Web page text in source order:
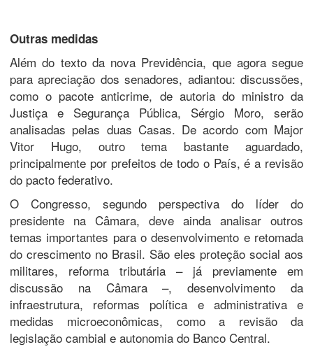
Outras medidas
Além do texto da nova Previdência, que agora segue
para apreciação dos senadores, adiantou: discussões,
como o pacote anticrime, de autoria do ministro da
Justiça e Segurança Pública, Sérgio Moro, serão
analisadas pelas duas Casas. De acordo com Major
Vitor Hugo, outro tema bastante aguardado,
principalmente por prefeitos de todo o País, é a revisão
do pacto federativo.
O Congresso, segundo perspectiva do líder do
presidente na Câmara, deve ainda analisar outros
temas importantes para o desenvolvimento e retomada
do crescimento no Brasil. São eles proteção social aos
militares, reforma tributária – já previamente em
discussão na Câmara –, desenvolvimento da
infraestrutura, reformas política e administrativa e
medidas microeconômicas, como a revisão da
legislação cambial e autonomia do Banco Central.